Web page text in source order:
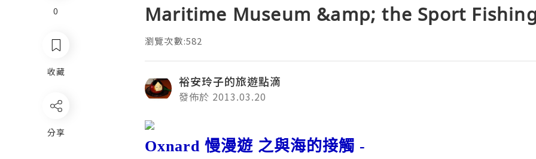
0
收藏
分享
Maritime Museum &amp; the Sport
瀏覽次數:582
裕安玲子的旅遊點滴
發佈於 2013.03.20
Oxnard 慢漫遊 之與海的接觸 -